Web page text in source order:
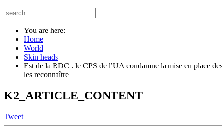
You are here:
Home
World
Skin heads
Est de la RDC : le CPS de l’UA condamne la mise en place
les reconnaître
K2_ARTICLE_CONTENT
Tweet